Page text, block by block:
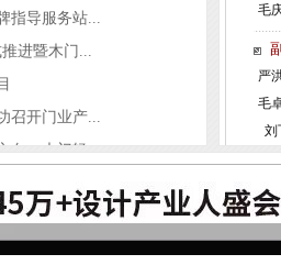
指导服务站...
进暨木门...
召开门业产...
向：木门轻...
毛
严
毛
刘
浙江强派门业有限公司
江山市佳梦圆装饰材料
浙江杭派门业有限公司
江山市金欣木业有限